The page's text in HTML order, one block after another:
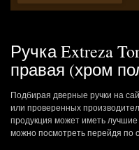
Ручка Extreza
правая (хром
Подбирая дверные ручки на
или проверенных
продукция может иметь
можно посмотреть перейдя по